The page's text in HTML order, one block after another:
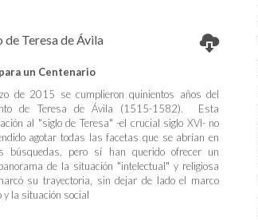
de Teresa de Ávila
un Centenario
de 2015 se cumplieron quinientos años del
de Teresa de Ávila (1515-1582). Esta
al "siglo de Teresa" -el crucial siglo XVI- no
agotar todas las facetas que se abrían en
búsquedas, pero sí han querido ofrecer un
de la situación "intelectual" y religiosa
su trayectoria, sin dejar de lado el marco
y la situación social